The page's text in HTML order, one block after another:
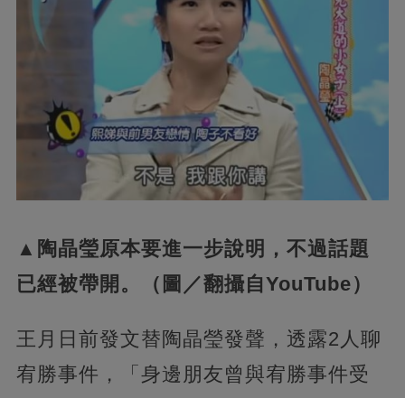
▲陶晶瑩原本要進一步說明，不過話題
已經被帶開。（圖／翻攝自YouTube）
王月日前發文替陶晶瑩發聲，透露2人聊
宥勝事件，「身邊朋友曾與宥勝事件受